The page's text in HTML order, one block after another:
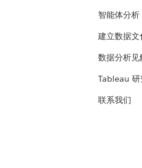
智能体分析
建立数据文
数据分析见
Tableau 研
联系我们